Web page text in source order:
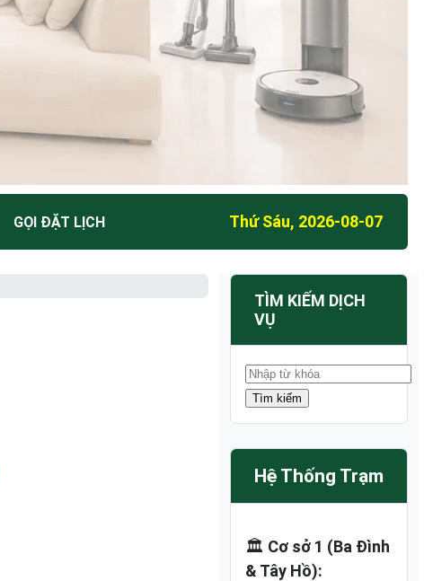
GỌI ĐẶT LỊCH Thứ Sáu, 2026-08-07
TÌM KIẾM DỊCH
VỤ
Hệ Thống Trạm
🏛️ Cơ sở 1 (Ba Đình
& Tây Hồ):